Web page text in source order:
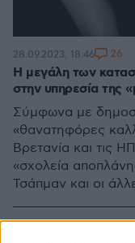
Η μεγάλη των
στην υπηρεσία της
Σύμφωνα με
«θανατηφόρες
Βρετανία και τις
«σχολεία
Τσάπμαν και οι
28.09.2023, 18:46 26